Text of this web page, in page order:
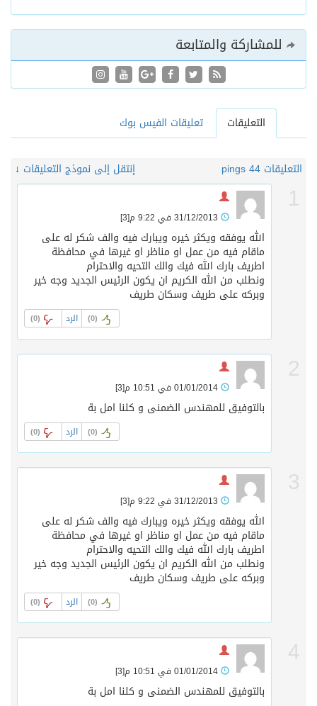
للمشاركة والمتابعة
التعليقات تعليقات الفيس بوك
التعليقات 4 4 pings إنتقل إلى نموذج التعليقات ↓
1
[3]
الله يوفقه ويكثر خيره ويبارك فيه والف شكر له على
ماقام فيه من عمل او مناظر او غيرها في محافظة
اطريف بارك الله فيك والك التحيه والاحترام
ونطلب من الله الكريم ان يكون الرئيس الجديد وجه خير
وبركه على طريف وسكان طريف
(
0
) الرد (
0
)
2
[3]
بالتوفيق للمهندس الضمنى و كلنا امل بة
(
0
) الرد (
0
)
3
[3]
الله يوفقه ويكثر خيره ويبارك فيه والف شكر له على
ماقام فيه من عمل او مناظر او غيرها في محافظة
اطريف بارك الله فيك والك التحيه والاحترام
ونطلب من الله الكريم ان يكون الرئيس الجديد وجه خير
وبركه على طريف وسكان طريف
(
0
) الرد (
0
)
4
[3]
بالتوفيق للمهندس الضمنى و كلنا امل بة